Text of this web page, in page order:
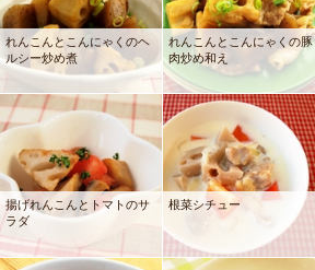
れんこんとこんにゃくのヘ
ルシー炒め煮
れんこんとこんにゃくの豚
肉炒め和え
揚げれんこんとトマトのサ
ラダ
根菜シチュー